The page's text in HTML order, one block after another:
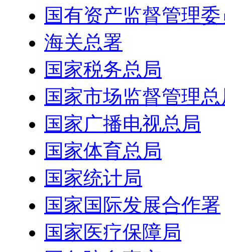
国有资产监督管理
海关总署
国家税务总局
国家市场监督管理
国家广播电视总局
国家体育总局
国家统计局
国家国际发展合作署
国家医疗保障局